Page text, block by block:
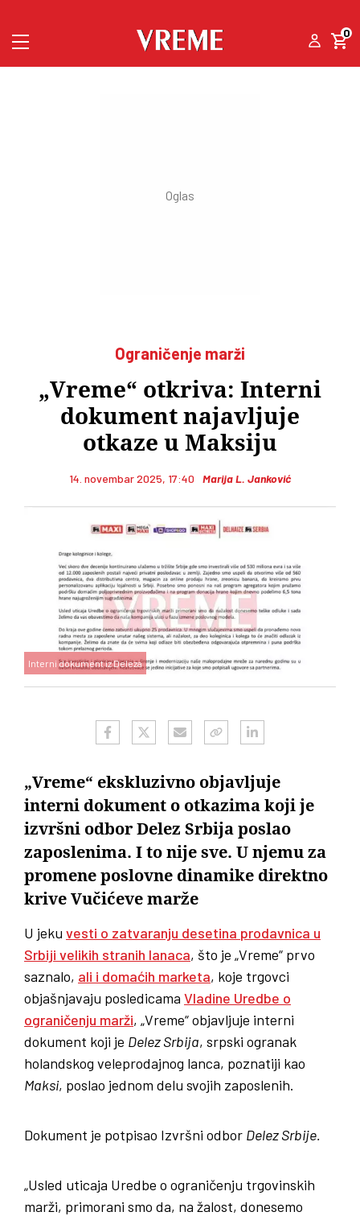
0
Ograničenje marži
„Vreme“ otkriva: Interni
dokument najavljuje
otkaze u Maksiju
14. novembar 2025, 17:40 Marija L. Janković
Interni dokument iz Deleza
„Vreme“ ekskluzivno objavljuje
interni dokument o otkazima koji je
izvršni odbor Delez Srbija poslao
zaposlenima. I to nije sve. U njemu za
promene poslovne dinamike direktno
krive Vučićeve marže
U jeku vesti o zatvaranju desetina prodavnica u
Srbiji velikih stranih lanaca, što je „Vreme“ prvo
saznalo, ali i domaćih marketa, koje trgovci
objašnjavaju posledicama Vladine Uredbe o
ograničenju marži, „Vreme“ objavljuje interni
dokument koji je Delez Srbija, srpski ogranak
holandskog veleprodajnog lanca, poznatiji kao
Maksi, poslao jednom delu svojih zaposlenih.
Dokument je potpisao Izvršni odbor Delez Srbije.
„Usled uticaja Uredbe o ograničenju trgovinskih
marži, primorani smo da, na žalost, donesemo